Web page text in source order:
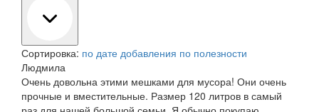
Сортировка: по дате добавления по полезности
Людмила
Очень довольна этими мешками для мусора! Они очень
прочные и вместительные. Размер 120 литров в самый